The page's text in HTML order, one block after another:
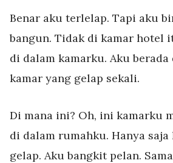
Benar aku terlelap. Tapi aku
bangun. Tidak di kamar hotel
di dalam kamarku. Aku
kamar yang gelap sekali.
Di mana ini? Oh, ini kamarku
di dalam rumahku. Hanya
gelap. Aku bangkit pelan.